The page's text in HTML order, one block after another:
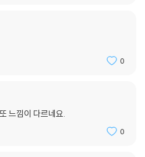
바로 자신의 영혼이 지닌 어두운 면을 받
. 동화작가 안데르센은 문학사상 가장
을 결합시켜 너무나 감동적이고, 솔직하
0
느낌이 다르네요.
0